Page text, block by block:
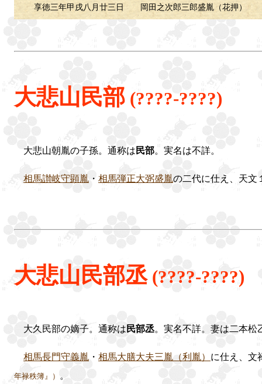
享徳三年甲戌八月廿三日 岡田之次郎三郎盛胤（花押）
大悲山民部 (????-????)
大悲山朝胤の子孫。通称は 民部。実名は不詳。
相馬讃岐守顕胤 ・ 相馬弾正大弼盛胤の二代に仕え、天文
大悲山民部丞(????-????)
大久民部の嫡子。通称は 民部丞。実名不詳。妻は二本松
相馬長門守義胤 ・ 相馬大膳大夫三胤（利胤） に仕え、文
年禄秩簿』） 。